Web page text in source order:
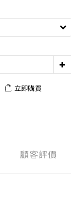
立即購買
顧客評價